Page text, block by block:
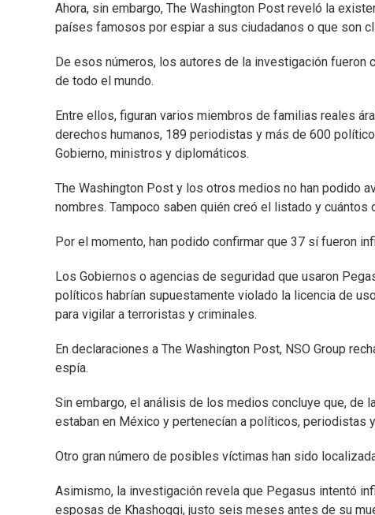
Ahora, sin embargo, The Washington Post reveló la
países famosos por espiar a sus ciudadanos o que son
De esos números, los autores de la investigación
de todo el mundo.
Entre ellos, figuran varios miembros de familias reales
derechos humanos, 189 periodistas y más de 600
Gobierno, ministros y diplomáticos.
The Washington Post y los otros medios no han podido
nombres. Tampoco saben quién creó el listado y
Por el momento, han podido confirmar que 37 sí fueron
Los Gobiernos o agencias de seguridad que usaron
políticos habrían supuestamente violado la licencia de
para vigilar a terroristas y criminales.
En declaraciones a The Washington Post, NSO Group
espía.
Sin embargo, el análisis de los medios concluye que, de
estaban en México y pertenecían a políticos, periodistas
Otro gran número de posibles víctimas han sido
Asimismo, la investigación revela que Pegasus intentó
esposas de Khashoggi, justo seis meses antes de su